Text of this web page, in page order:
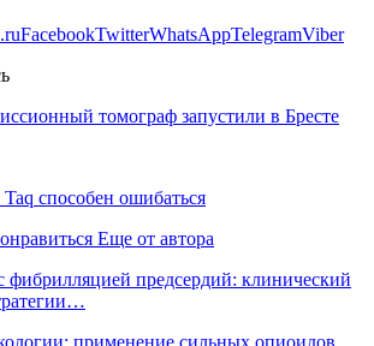
FacebookTwitterWhatsAppTelegramViber
томограф запустили в Бресте
способен ошибаться
Еще от автора
фибрилляцией предсердий: клинический
применение сильных опиоидов